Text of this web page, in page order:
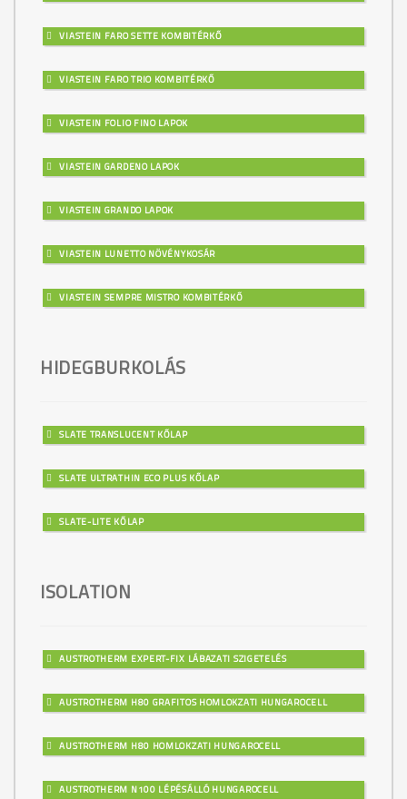
VIASTEIN FARO SETTE KOMBITÉRKŐ
VIASTEIN FARO TRIO KOMBITÉRKŐ
VIASTEIN FOLIO FINO LAPOK
VIASTEIN GARDENO LAPOK
VIASTEIN GRANDO LAPOK
VIASTEIN LUNETTO NÖVÉNYKOSÁR
VIASTEIN SEMPRE MISTRO KOMBITÉRKŐ
HIDEGBURKOLÁS
SLATE TRANSLUCENT KŐLAP
SLATE ULTRATHIN ECO PLUS KŐLAP
SLATE-LITE KŐLAP
ISOLATION
AUSTROTHERM EXPERT-FIX LÁBAZATI SZIGETELÉS
AUSTROTHERM H80 GRAFITOS HOMLOKZATI HUNGAROCELL
AUSTROTHERM H80 HOMLOKZATI HUNGAROCELL
AUSTROTHERM N100 LÉPÉSÁLLÓ HUNGAROCELL